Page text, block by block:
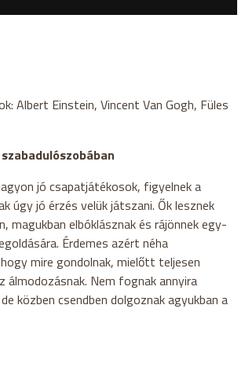
Albert Einstein, Vincent Van Gogh, Füles
jó csapatjátékosok, figyelnek a
úgy jó érzés velük játszani. Ők lesznek
magukban elbóklásznak és rájönnek egy-
Érdemes azért néha
mire gondolnak, mielőtt teljesen
álmodozásnak. Nem fognak annyira
közben csendben dolgoznak agyukban a